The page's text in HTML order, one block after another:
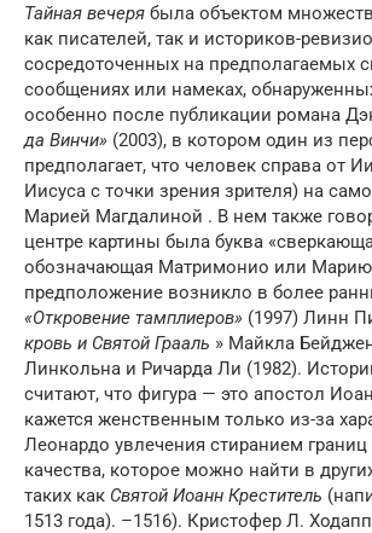
Тайная вечеря была объектом
как писателей, так и историков-
сосредоточенных на предполагаемых
сообщениях или намеках,
особенно после публикации романа
да Винчи» (2003), в котором один из
предполагает, что человек справа от
Иисуса с точки зрения зрителя) на
Марией Магдалиной . В нем также
центре картины была буква
обозначающая Матримонио или Марию
предположение возникло в более
«Откровение тамплиеров» (1997) Линн
кровь и Святой Грааль » Майкла
Линкольна и Ричарда Ли (1982).
считают, что фигура — это апостол
кажется женственным только из-за
Леонардо увлечения стиранием
качества, которое можно найти в
таких как Святой Иоанн Креститель
1513 года). –1516). Кристофер Л.